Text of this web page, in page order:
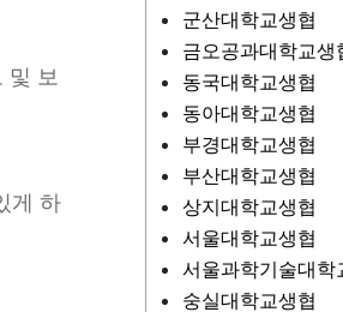
및 보
게 하
군산대학교생협
금오공과대학교생
동국대학교생협
동아대학교생협
부경대학교생협
부산대학교생협
상지대학교생협
서울대학교생협
서울과학기술대학
숭실대학교생협